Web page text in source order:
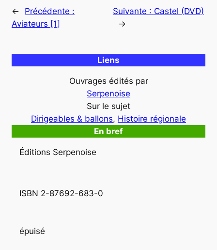
←
Précédente :
Aviateurs [1]
Suivante : Castel (DVD)
→
Liens
Ouvrages édités par
Serpenoise
Sur le sujet
Dirigeables & ballons, Histoire régionale
En bref
Éditions Serpenoise
ISBN 2-87692-683-0
épuisé